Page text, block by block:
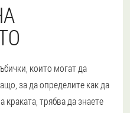
които могат да
за да определите как да
краката, трябва да знаете